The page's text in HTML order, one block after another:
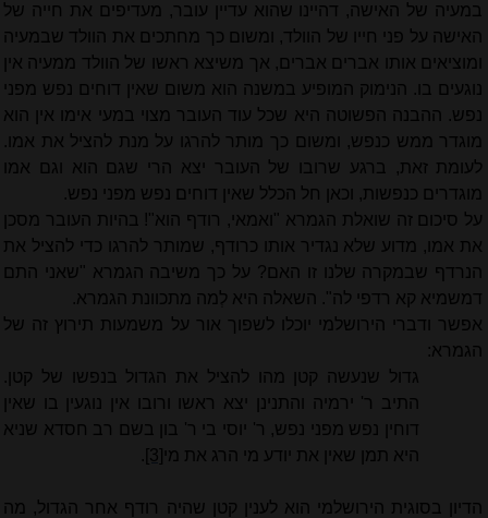
במעיה של האישה, דהיינו שהוא עדיין עובר, מעדיפים את חייה של
האישה על פני חייו של הוולד, ומשום כך מחתכים את הוולד שבמעיה
ומוציאים אותו אברים אברים, אך משיצא ראשו של הוולד ממעיה אין
נוגעים בו. הנימוק המופיע במשנה הוא משום שאין דוחים נפש מפני
נפש. ההבנה הפשוטה היא שכל עוד העובר מצוי במעי אימו אין הוא
מוגדר ממש כנפש, ומשום כך מותר להרגו על מנת להציל את אמו.
לעומת זאת, ברגע שרובו של העובר יצא הרי שגם הוא וגם אמו
מוגדרים כנפשות, וכאן חל הכלל שאין דוחים נפש מפני נפש.
על סיכום זה שואלת הגמרא "ואמאי, רודף הוא"! בהיות העובר מסכן
את אמו, מדוע שלא נגדיר אותו כרודף, שמותר להרגו כדי להציל את
הנרדף שבמקרה שלנו זו האם? על כך משיבה הגמרא "שאני התם
דמשמיא קא רדפי לה". השאלה היא לְמה מתכוונת הגמרא.
אפשר ודברי הירושלמי יוכלו לשפוך אור על משמעות תירוץ זה של
הגמרא:
גדול שנעשה קטן מהו להציל את הגדול בנפשו של קטן.
התיב ר' ירמיה והתנינן יצא ראשו ורובו אין נוגעין בו שאין
דוחין נפש מפני נפש, ר' יוסי בי ר' בון בשם רב חסדא שניא
היא תמן שאין את יודע מי הרג את מי [3]
.
הדיון בסוגית הירושלמי הוא לענין קטן שהיה רודף אחר הגדול, מה